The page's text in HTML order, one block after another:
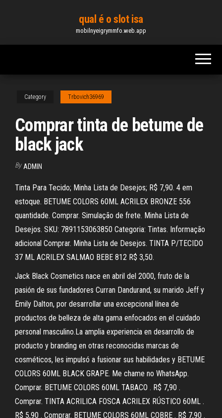
content
qual é o slot isa
mobilnyeigrymmfo.web.app
Category Trbovich36969
Comprar tinta de betume de
black jack
By ADMIN
Tinta Para Tecido; Minha Lista de Desejos; R$ 7,90. 4 em
estoque. BETUME COLORS 60ML ACRILEX BRONZE 556
quantidade. Comprar. Simulação de frete. Minha Lista de
Desejos. SKU: 7891153063850 Categoria: Tintas. Informação
adicional Comprar. Minha Lista de Desejos. TINTA P/TECIDO
37 ML ACRILEX SALMAO BEBE 812 R$ 3,50.
Jack Black Cosmetics nace en abril del 2000, fruto de la
pasión de sus fundadores Curran Dandurand, su marido Jeff y
Emily Dalton, por desarrollar una excepcional línea de
productos de belleza de alta gama enfocados en el cuidado
personal masculino.La amplia experiencia en desarrollo de
producto y branding en otras reconocidas marcas de
cosméticos, les impulsó a fusionar sus habilidades y BETUME
COLORS 60ML BLACK GRAPE. Me chame no WhatsApp.
Comprar. BETUME COLORS 60ML TABACO . R$ 7,90 .
Comprar. TINTA ACRILICA FOSCA ACRILEX RÚSTICO 60ML .
R$ 5,90 . Comprar. BETUME COLORS 60ML COBRE . R$ 7,90 .